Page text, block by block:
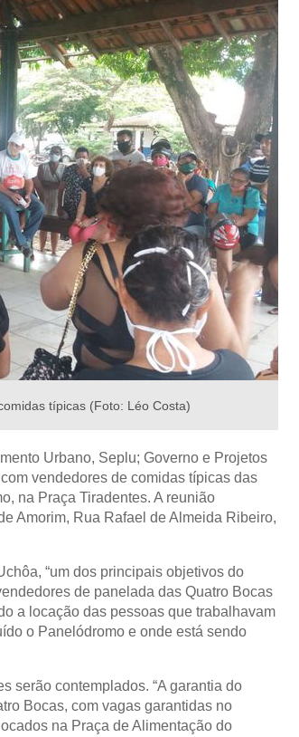
típicas (Foto: Léo Costa)
Urbano, Seplu; Governo e Projetos
vendedores de comidas típicas das
na Praça Tiradentes. A reunião
Amorim, Rua Rafael de Almeida Ribeiro,
“um dos principais objetivos do
de panelada das Quatro Bocas
a locação das pessoas que trabalhavam
o Panelódromo e onde está sendo
serão contemplados. “A garantia do
Bocas, com vagas garantidas no
na Praça de Alimentação do